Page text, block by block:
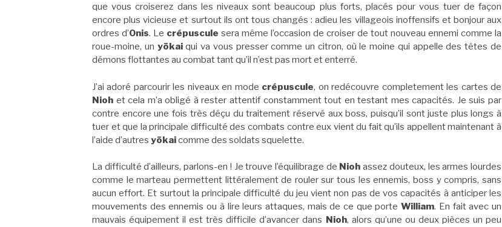
que vous croiserez dans les niveaux sont beaucoup plus forts, placés pour vous tuer de façon
encore plus vicieuse et surtout ils ont tous changés : adieu les villageois inoffensifs et bonjour aux
ordres d’Onis. Le crépuscule sera même l’occasion de croiser de tout nouveau ennemi comme la
roue-moine, un yōkai qui va vous presser comme un citron, où le moine qui appelle des têtes de
démons flottantes au combat tant qu’il n’est pas mort et enterré.
J’ai adoré parcourir les niveaux en mode crépuscule, on redécouvre completement les cartes de
Nioh et cela m’a obligé à rester attentif constamment tout en testant mes capacités. Je suis par
contre encore une fois très déçu du traitement réservé aux boss, puisqu’il sont juste plus longs à
tuer et que la principale difficulté des combats contre eux vient du fait qu’ils appellent maintenant à
l’aide d’autres yōkaicomme des soldats squelette.
La difficulté d’ailleurs, parlons-en ! Je trouve l’équilibrage de Nioh assez douteux, les armes lourdes
comme le marteau permettent littéralement de rouler sur tous les ennemis, boss y compris, sans
aucun effort. Et surtout la principale difficulté du jeu vient non pas de vos capacités à anticiper les
mouvements des ennemis ou à lire leurs attaques, mais de ce que porteWilliam. En fait avec un
mauvais équipement il est très difficile d’avancer dans Nioh, alors qu’une ou deux pièces un peu